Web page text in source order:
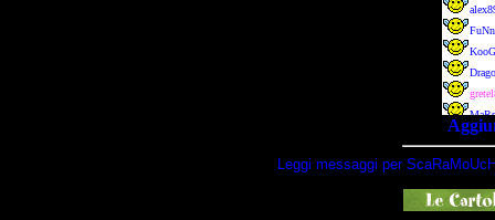
Leggi messaggi per